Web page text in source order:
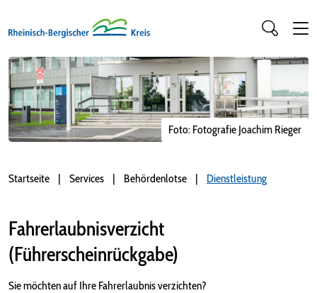
Foto: Fotografie Joachim Rieger
Startseite Services Behördenlotse Dienstleistung
Fahrerlaubnisverzicht
(Führerscheinrückgabe)
Sie möchten auf Ihre Fahrerlaubnis verzichten?